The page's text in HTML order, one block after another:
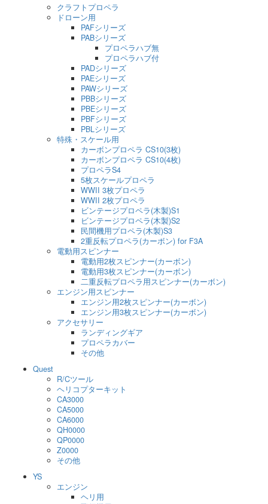
クラフトプロペラ
ドローン用
PAFシリーズ
PABシリーズ
プロペラハブ無
プロペラハブ付
PADシリーズ
PAEシリーズ
PAWシリーズ
PBBシリーズ
PBEシリーズ
PBFシリーズ
PBLシリーズ
特殊・スケール用
カーボンプロペラ CS10(3枚)
カーボンプロペラ CS10(4枚)
プロペラS4
5枚スケールプロペラ
WWII 3枚プロペラ
WWII 2枚プロペラ
ビンテージプロペラ(木製)S1
ビンテージプロペラ(木製)S2
民間機用プロペラ(木製)S3
2重反転プロペラ(カーボン) for F3A
電動用スピンナー
電動用2枚スピンナー(カーボン)
電動用3枚スピンナー(カーボン)
二重反転プロペラ用スピンナー(カーボン)
エンジン用スピンナー
エンジン用2枚スピンナー(カーボン)
エンジン用3枚スピンナー(カーボン)
アクセサリー
ランディングギア
プロペラカバー
その他
Quest
R/Cツール
ヘリコプターキット
CA3000
CA5000
CA6000
QH0000
QP0000
Z0000
その他
YS
エンジン
ヘリ用